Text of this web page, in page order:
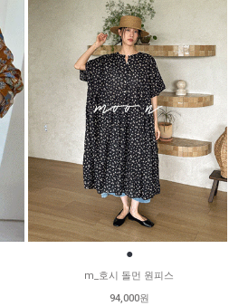
●
m_호시 돌먼 원피스
94,000원